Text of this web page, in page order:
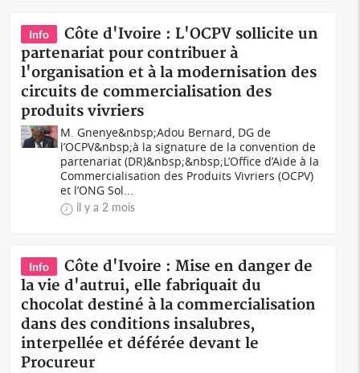
Info
Côte d'Ivoire : L'OCPV sollicite un
partenariat pour contribuer à
l'organisation et à la modernisation des
circuits de commercialisation des
produits vivriers
M. Gnenye&nbsp;Adou Bernard, DG de
l’OCPV&nbsp;à la signature de la convention de
partenariat (DR)&nbsp;&nbsp;L’Office d’Aide à la
Commercialisation des Produits Vivriers (OCPV)
et l’ONG Sol...
il y a 2 mois
Info
Côte d'Ivoire : Mise en danger de
la vie d'autrui, elle fabriquait du
chocolat destiné à la commercialisation
dans des conditions insalubres,
interpellée et déférée devant le
Procureur